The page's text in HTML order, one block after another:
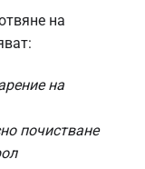
на
на
почистване